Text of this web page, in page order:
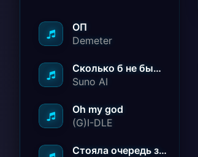
ОП
Demeter
Сколько б не было вам лет не грустите
Suno AI
Oh my god
(G)I-DLE
Стояла очередь за радостью